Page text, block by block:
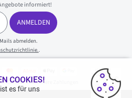
informiert!
ANMELDEN
abmelden.
.
Einkauf und sichere Zahlungen
COOKIES!
es für uns